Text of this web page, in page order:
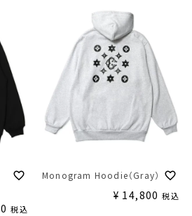
税込
Monogram Hoodie（Gray）
¥ 14,800 税込